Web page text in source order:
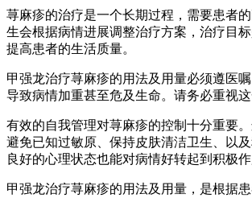
荨麻疹的治疗是一个长期过程，需要患者
生会根据病情进展调整治疗方案，治疗目标
提高患者的生活质量。
甲强龙治疗荨麻疹的用法及用量必须遵医
导致病情加重甚至危及生命。请务必重视这
有效的自我管理对荨麻疹的控制十分重要。
避免已知过敏原、保持皮肤清洁卫生、以及
良好的心理状态也能对病情好转起到积极作
甲强龙治疗荨麻疹的用法及用量，是根据